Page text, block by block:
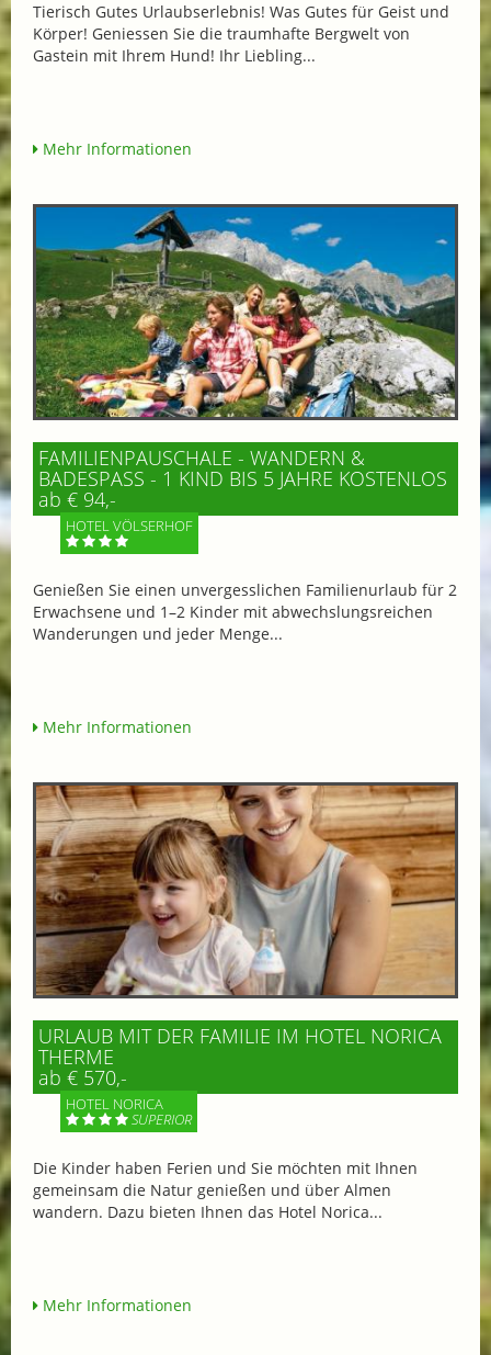
Tierisch Gutes Urlaubserlebnis! Was Gutes für Geist und
Körper! Geniessen Sie die traumhafte Bergwelt von
Gastein mit Ihrem Hund! Ihr Liebling...
Mehr Informationen
FAMILIENPAUSCHALE - WANDERN &
BADESPASS - 1 KIND BIS 5 JAHRE KOSTENLOS
ab € 94,-
HOTEL VÖLSERHOF
Genießen Sie einen unvergesslichen Familienurlaub für 2
Erwachsene und 1–2 Kinder mit abwechslungsreichen
Wanderungen und jeder Menge...
Mehr Informationen
URLAUB MIT DER FAMILIE IM HOTEL NORICA
THERME
ab € 570,-
HOTEL NORICA
SUPERIOR
Die Kinder haben Ferien und Sie möchten mit Ihnen
gemeinsam die Natur genießen und über Almen
wandern. Dazu bieten Ihnen das Hotel Norica...
Mehr Informationen